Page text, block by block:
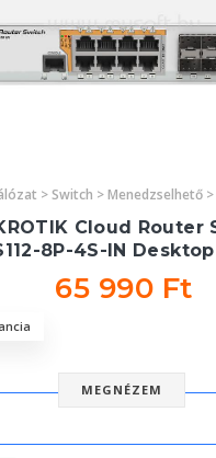
> Switch > Menedzselhető
Cloud Router
8P-4S-IN
65 990 Ft
MEGNÉZEM